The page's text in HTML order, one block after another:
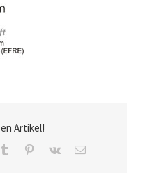
Artikel!
Tumblr Pinterest
Vk
E-